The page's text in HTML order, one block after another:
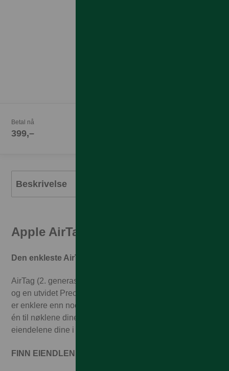
Betal nå
399,–
Beskrivelse
Apple AirTag
Den enkleste AirTag‑en å finne noensinne.
AirTag (2. generasjon) har nå sin høyeste lydstyrke hittil
og en utvidet Precision Finding‑rekkevidde1, slik at det
er enklere enn noen gang å finne eiendelene dine. Fest
én til nøklene dine, og legg en annen i vesken. Spor alle
eiendelene dine i Find My‑appen.
FINN EIENDLENE DINE I FIND MY